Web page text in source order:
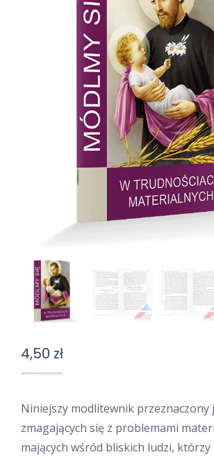
4,50 zł
Niniejszy modlitewnik przeznaczony
zmagających się z problemami
mających wśród bliskich ludzi, którzy